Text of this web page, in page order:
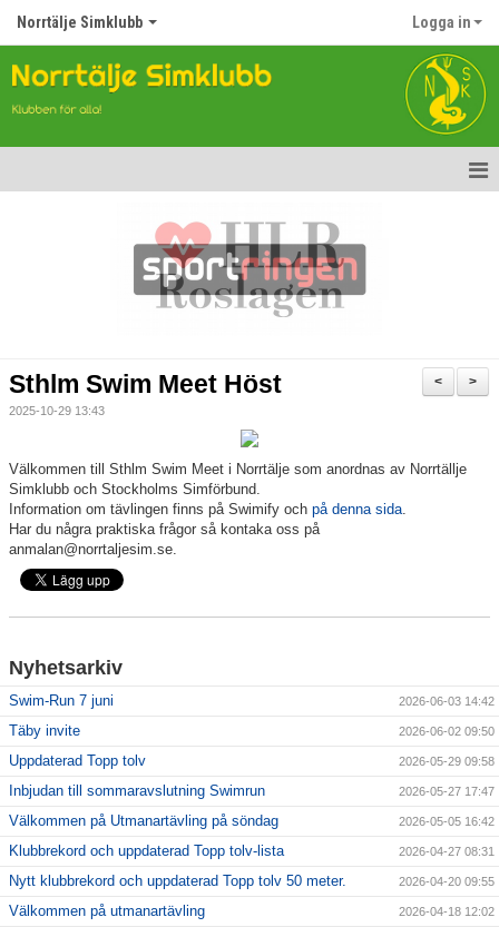
Norrtälje Simklubb Logga in
Topp Tolv
Våra tävlingar
Klubbkollektion
>
<
Sthlm Swim Meet Höst
2025-10-29 13:43
Välkommen till Sthlm Swim Meet i Norrtälje som anordnas av Norrtällje
Simklubb och Stockholms Simförbund.
Information om tävlingen finns på Swimify och på denna sida.
Har du några praktiska frågor så kontaka oss på
anmalan@norrtaljesim.se.
Nyhetsarkiv
Swim-Run 7 juni 2026-06-03 14:42
Täby invite 2026-06-02 09:50
Uppdaterad Topp tolv 2026-05-29 09:58
Inbjudan till sommaravslutning Swimrun 2026-05-27 17:47
Välkommen på Utmanartävling på söndag 2026-05-05 16:42
Klubbrekord och uppdaterad Topp tolv-lista 2026-04-27 08:31
Nytt klubbrekord och uppdaterad Topp tolv 50 meter. 2026-04-20 09:55
Välkommen på utmanartävling 2026-04-18 12:02